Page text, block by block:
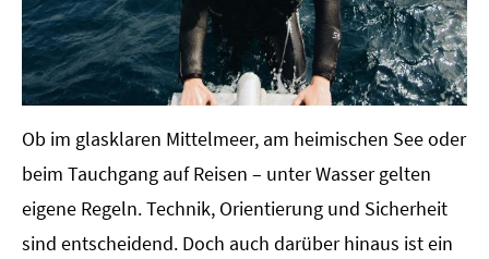
Ob im glasklaren Mittelmeer, am heimischen See oder
beim Tauchgang auf Reisen – unter Wasser gelten
eigene Regeln. Technik, Orientierung und Sicherheit
sind entscheidend. Doch auch darüber hinaus ist ein